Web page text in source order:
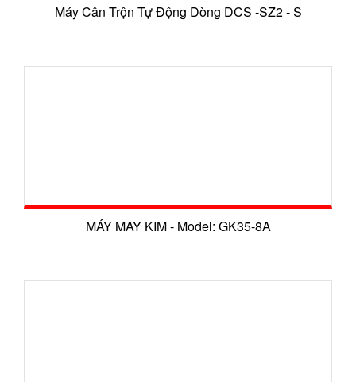
Máy Cân Trộn Tự Động Dòng DCS -SZ2 - S
MÁY MAY KIM - Model: GK35-8A